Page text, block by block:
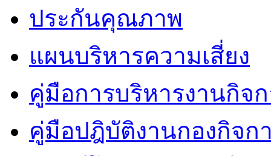
ประกันคุณภาพ
แผนบริหารความเสี่ยง
คู่มือการบริหารงานกิจ
คู่มือปฎิบัติงานกองกิจก